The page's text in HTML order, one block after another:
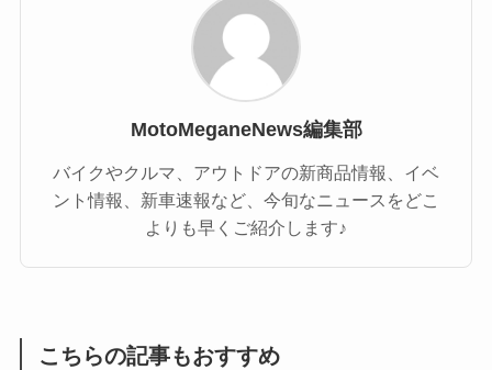
MotoMeganeNews編集部
バイクやクルマ、アウトドアの新商品情報、イベ
ント情報、新車速報など、今旬なニュースをどこ
よりも早くご紹介します♪
こちらの記事もおすすめ